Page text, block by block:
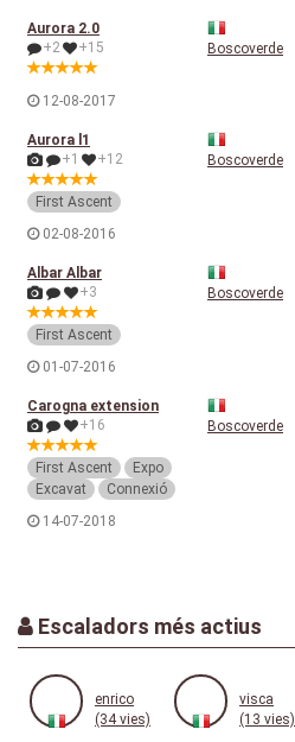
Aurora 2.0
+2
+15
12-08-2017
Boscoverde
Aurora l1
+1
+12
First Ascent
02-08-2016
Boscoverde
Albar Albar
+3
First Ascent
01-07-2016
Boscoverde
Carogna extension
+16
First Ascent
Expo
Excavat
Connexió
14-07-2018
Boscoverde
Escaladors més actius
enrico
(34 vies)
visca
(13 vies)